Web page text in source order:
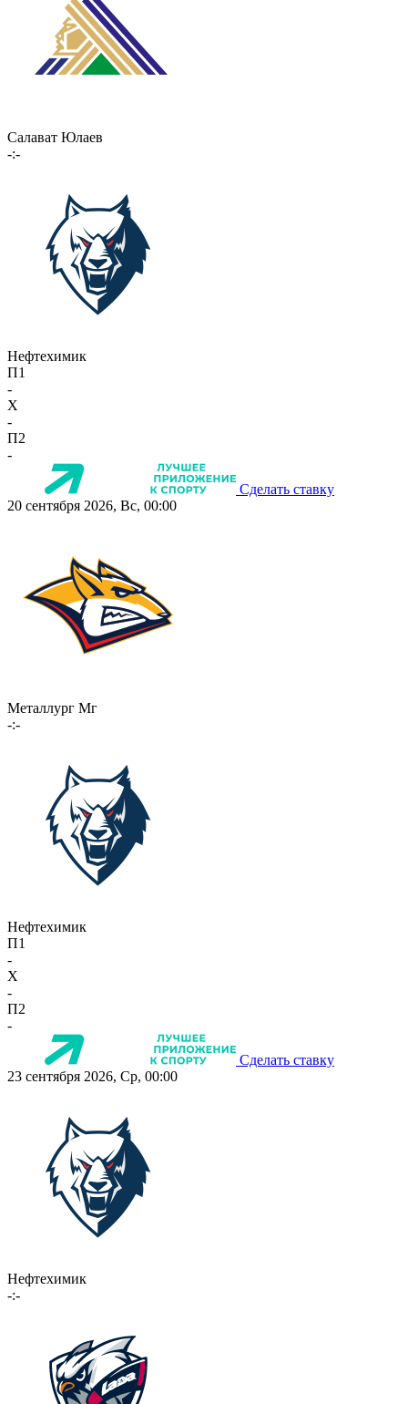
Салават Юлаев
-:-
Нефтехимик
П1
-
X
-
П2
-
Сделать ставку
20 сентября 2026, Вс, 00:00
Металлург Мг
-:-
Нефтехимик
П1
-
X
-
П2
-
Сделать ставку
23 сентября 2026, Ср, 00:00
Нефтехимик
-:-